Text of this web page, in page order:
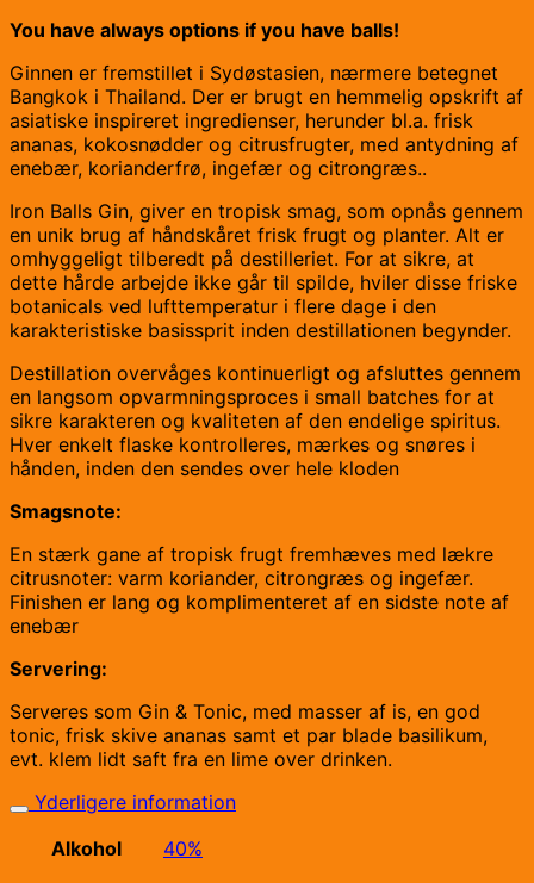
You have always options if you have balls!
Ginnen er fremstillet i Sydøstasien, nærmere betegnet
Bangkok i Thailand. Der er brugt en hemmelig opskrift af
asiatiske inspireret ingredienser, herunder bl.a. frisk
ananas, kokosnødder og citrusfrugter, med antydning af
enebær, korianderfrø, ingefær og citrongræs..
Iron Balls Gin, giver en tropisk smag, som opnås gennem
en unik brug af håndskåret frisk frugt og planter. Alt er
omhyggeligt tilberedt på destilleriet. For at sikre, at
dette hårde arbejde ikke går til spilde, hviler disse friske
botanicals ved lufttemperatur i flere dage i den
karakteristiske basissprit inden destillationen begynder.
Destillation overvåges kontinuerligt og afsluttes gennem
en langsom opvarmningsproces i small batches for at
sikre karakteren og kvaliteten af den endelige spiritus.
Hver enkelt flaske kontrolleres, mærkes og snøres i
hånden, inden den sendes over hele kloden
Smagsnote:
En stærk gane af tropisk frugt fremhæves med lækre
citrusnoter: varm koriander, citrongræs og ingefær.
Finishen er lang og komplimenteret af en sidste note af
enebær
Servering:
Serveres som Gin & Tonic, med masser af is, en god
tonic, frisk skive ananas samt et par blade basilikum,
evt. klem lidt saft fra en lime over drinken.
Yderligere information
Alkohol
40%